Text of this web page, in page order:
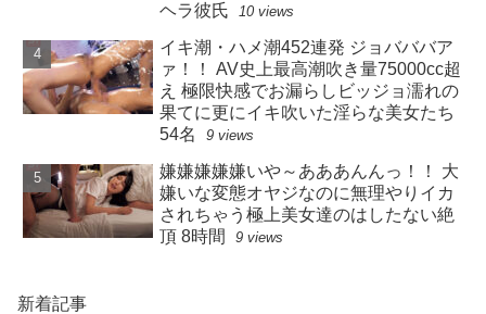
ヘラ彼氏
10 views
イキ潮・ハメ潮452連発 ジョバババア
ァ！！ AV史上最高潮吹き量75000cc超
え 極限快感でお漏らしビッジョ濡れの
果てに更にイキ吹いた淫らな美女たち
54名
9 views
嫌嫌嫌嫌嫌いや～あああんんっ！！ 大
嫌いな変態オヤジなのに無理やりイカ
されちゃう極上美女達のはしたない絶
頂 8時間
9 views
新着記事